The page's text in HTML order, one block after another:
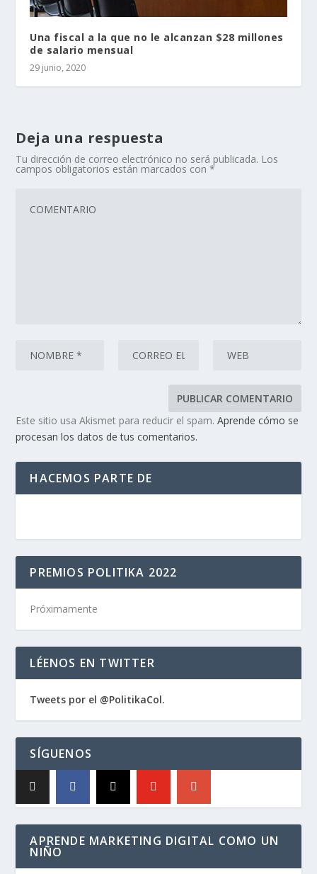
Una fiscal a la que no le alcanzan $28 millones
de salario mensual
29 junio, 2020
Deja una respuesta
Tu dirección de correo electrónico no será publicada. Los
campos obligatorios están marcados con*
Este sitio usa Akismet para reducir el spam.Aprende cómo se
procesan los datos de tus comentarios.
HACEMOS PARTE DE
PREMIOS POLITIKA 2022
Próximamente
LÉENOS EN TWITTER
Tweets por el @PolitikaCol.
SÍGUENOS
APRENDE MARKETING DIGITAL COMO UN
NIÑO